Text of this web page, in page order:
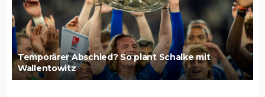
Temporärer Abschied? So plant Schalke mit
Wallentowitz